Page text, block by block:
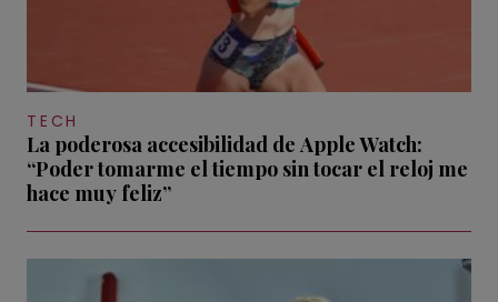
TECH
La poderosa accesibilidad de Apple Watch:
“Poder tomarme el tiempo sin tocar el reloj me
hace muy feliz”